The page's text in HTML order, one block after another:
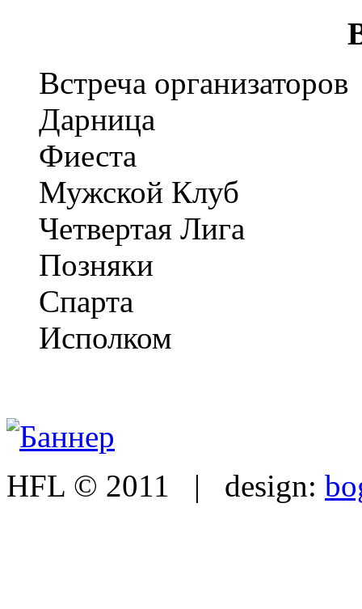
Встреча организаторов
Дарница
Фиеста
Мужской Клуб
Четвертая Лига
Позняки
Спарта
Исполком
HFL © 2011 | design: